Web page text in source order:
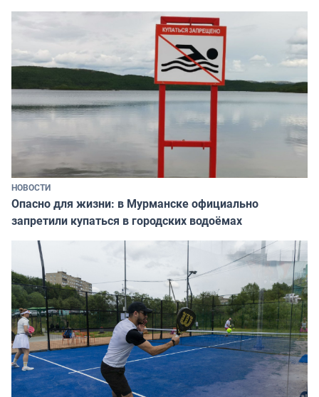
НОВОСТИ
Опасно для жизни: в Мурманске официально
запретили купаться в городских водоёмах